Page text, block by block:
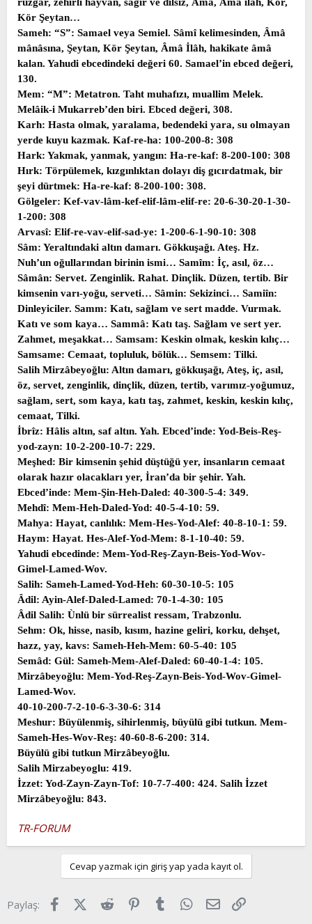
Kör Şeytan…
Sameh: “S”: Samael veya Semiel. Sâmî kelimesinden, Âmâ
mânâsına, Şeytan, Kör Şeytan, Âmâ İlâh, hakikate âmâ
kalan. Yahudi ebcedindeki değeri 60. Samael’in ebced değeri,
130.
Mem: “M”: Metatron. Taht muhafızı, muallim Melek.
Melâik-i Mukarreb’den biri. Ebced değeri, 308.
Karh: Hasta olmak, yaralama, bedendeki yara, su olmayan
yerde kuyu kazmak. Kaf-re-ha: 100-200-8: 308
Hark: Yakmak, yanmak, yangın: Ha-re-kaf: 8-200-100: 308
Hırk: Törpülemek, kızgınlıktan dolayı diş gıcırdatmak, bir
şeyi dürtmek: Ha-re-kaf: 8-200-100: 308.
Gölgeler: Kef-vav-lâm-kef-elif-lâm-elif-re: 20-6-30-20-1-30-
1-200: 308
Arvasî: Elif-re-vav-elif-sad-ye: 1-200-6-1-90-10: 308
Sâm: Yeraltındaki altın damarı. Gökkuşağı. Ateş. Hz.
Nuh’un oğullarından birinin ismi… Samîm: İç, asıl, öz…
Sâmân: Servet. Zenginlik. Rahat. Dinçlik. Düzen, tertib. Bir
kimsenin varı-yoğu, serveti… Sâmin: Sekizinci… Samiîn:
Dinleyiciler. Samm: Katı, sağlam ve sert madde. Vurmak.
Katı ve som kaya… Sammâ: Katı taş. Sağlam ve sert yer.
Zahmet, meşakkat… Samsam: Keskin olmak, keskin kılıç…
Samsame: Cemaat, topluluk, bölük… Semsem: Tilki.
Salih Mirzâbeyoğlu: Altın damarı, gökkuşağı, Ateş, iç, asıl,
öz, servet, zenginlik, dinçlik, düzen, tertib, varımız-yoğumuz,
sağlam, sert, som kaya, katı taş, zahmet, keskin, keskin kılıç,
cemaat, Tilki.
İbrîz: Hâlis altın, saf altın. Yah. Ebced’inde: Yod-Beis-Reş-
yod-zayn: 10-2-200-10-7: 229.
Meşhed: Bir kimsenin şehid düştüğü yer, insanların cemaat
olarak hazır olacakları yer, İran’da bir şehir. Yah.
Ebced’inde: Mem-Şin-Heh-Daled: 40-300-5-4: 349.
Mehdî: Mem-Heh-Daled-Yod: 40-5-4-10: 59.
Mahya: Hayat, canlılık: Mem-Hes-Yod-Alef: 40-8-10-1: 59.
Haym: Hayat. Hes-Alef-Yod-Mem: 8-1-10-40: 59.
Yahudi ebcedinde: Mem-Yod-Reş-Zayn-Beis-Yod-Wov-
Gimel-Lamed-Wov.
Salih: Sameh-Lamed-Yod-Heh: 60-30-10-5: 105
Âdil: Ayin-Alef-Daled-Lamed: 70-1-4-30: 105
Âdil Salih: Ùnlü bir sürrealist ressam, Trabzonlu.
Sehm: Ok, hisse, nasib, kısım, hazine geliri, korku, dehşet,
hazz, yay, kavs: Sameh-Heh-Mem: 60-5-40: 105
Semâd: Gül: Sameh-Mem-Alef-Daled: 60-40-1-4: 105.
Mirzâbeyoğlu: Mem-Yod-Reş-Zayn-Beis-Yod-Wov-Gimel-
Lamed-Wov.
40-10-200-7-2-10-6-3-30-6: 314
Meshur: Büyülenmiş, sihirlenmiş, büyülü gibi tutkun. Mem-
Sameh-Hes-Wov-Reş: 40-60-8-6-200: 314.
Büyülü gibi tutkun Mirzâbeyoğlu.
Salih Mirzabeyoglu: 419.
İzzet: Yod-Zayn-Zayn-Tof: 10-7-7-400: 424. Salih İzzet
Mirzâbeyoğlu: 843.
TR-FORUM
Cevap yazmak için giriş yap yada kayıt ol.
Paylaş: FacebookX (Twitter)
Reddit Pinterest
Tumblr WhatsApp
E-posta